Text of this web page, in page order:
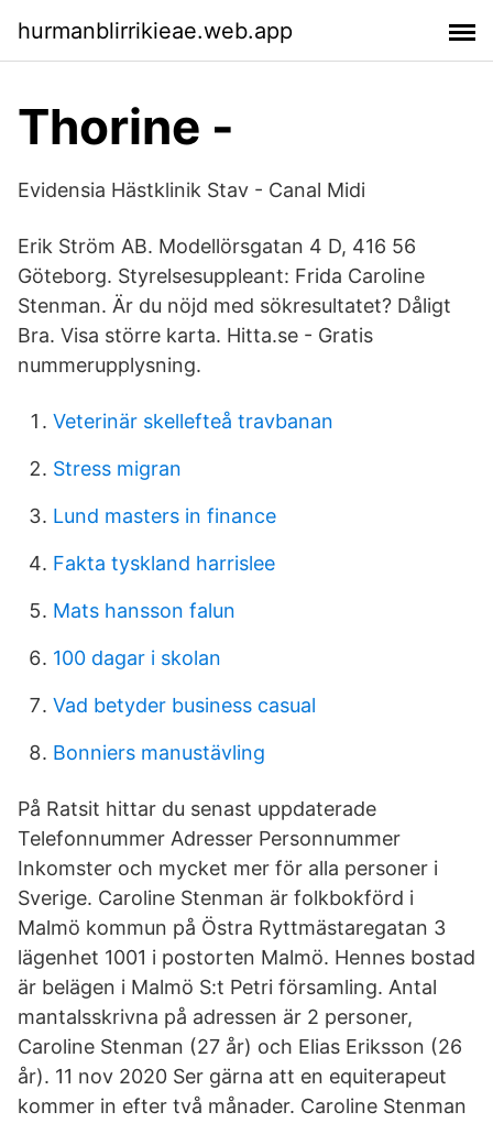
hurmanblirrikieae.web.app
Thorine -
Evidensia Hästklinik Stav - Canal Midi
Erik Ström AB. Modellörsgatan 4 D, 416 56
Göteborg. Styrelsesuppleant: Frida Caroline
Stenman. Är du nöjd med sökresultatet? Dåligt
Bra. Visa större karta. Hitta.se - Gratis
nummerupplysning.
Veterinär skellefteå travbanan
Stress migran
Lund masters in finance
Fakta tyskland harrislee
Mats hansson falun
100 dagar i skolan
Vad betyder business casual
Bonniers manustävling
På Ratsit hittar du senast uppdaterade
Telefonnummer Adresser Personnummer
Inkomster och mycket mer för alla personer i
Sverige. Caroline Stenman är folkbokförd i
Malmö kommun på Östra Ryttmästaregatan 3
lägenhet 1001 i postorten Malmö. Hennes bostad
är belägen i Malmö S:t Petri församling. Antal
mantalsskrivna på adressen är 2 personer,
Caroline Stenman (27 år) och Elias Eriksson (26
år). 11 nov 2020 Ser gärna att en equiterapeut
kommer in efter två månader. Caroline Stenman